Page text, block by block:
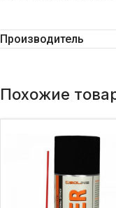
Производитель
Похожие